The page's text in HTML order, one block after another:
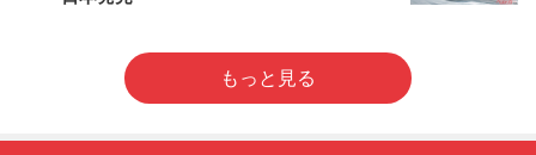
もっと見る